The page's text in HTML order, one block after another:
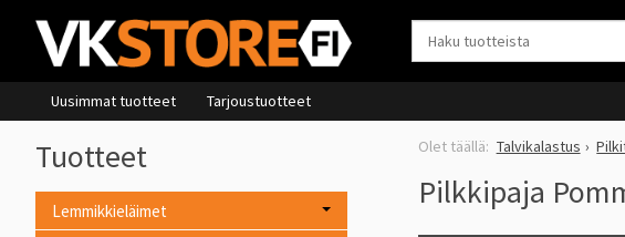
Uusimmat tuotteet Tarjoustuotteet
Talvikalastus
Pilkkipaja
Tuotteet
Lemmikkieläimet